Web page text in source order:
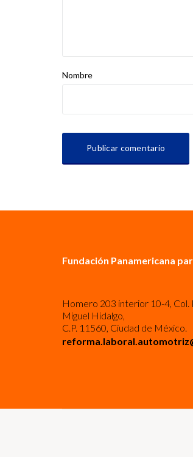
Nombre
Fundación Panamericana
Homero 203 interior 10-4, Col.
Miguel Hidalgo,
C.P. 11560, Ciudad de México.